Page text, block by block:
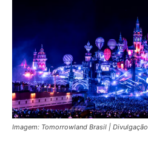
Imagem: Tomorrowland Brasil | Divulgação